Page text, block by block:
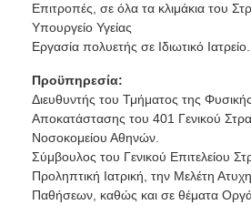
Επιτροπές, σε όλα τα κλιμάκια του
Υπουργείο Υγείας
Εργασία πολυετής σε Ιδιωτικό Ιατρείο.
Προϋπηρεσία:
Διευθυντής του Τμήματος της Φυσικής
Αποκατάστασης του 401 Γενικού
Νοσοκομείου Αθηνών.
Σύμβουλος του Γενικού Επιτελείου
Προληπτική Ιατρική, την Μελέτη
Παθήσεων, καθώς και σε θέματα